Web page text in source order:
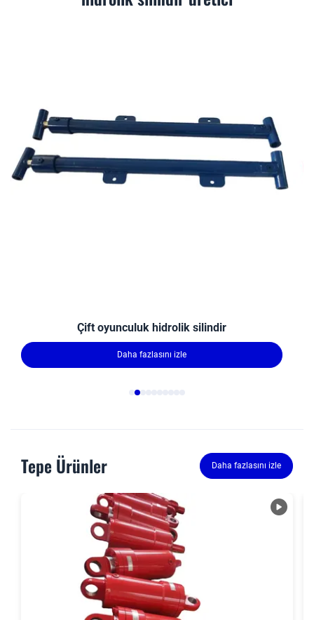
Çift oyunculuk hidrolik silindir
Daha fazlasını izle
Tepe Ürünler Daha fazlasını izle